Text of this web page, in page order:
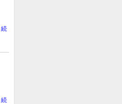
続
続